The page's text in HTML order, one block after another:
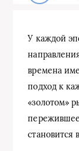
У каждой
времена
подход к
«золотом»
становится